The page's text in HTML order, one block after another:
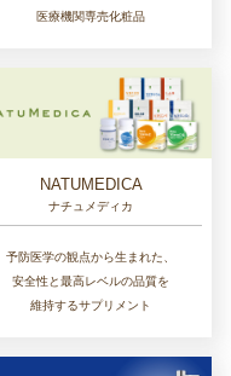
医療機関専売化粧品
NATUMEDICA
ナチュメディカ
予防医学の観点から生まれた、
安全性と最高レベルの品質を
維持するサプリメント